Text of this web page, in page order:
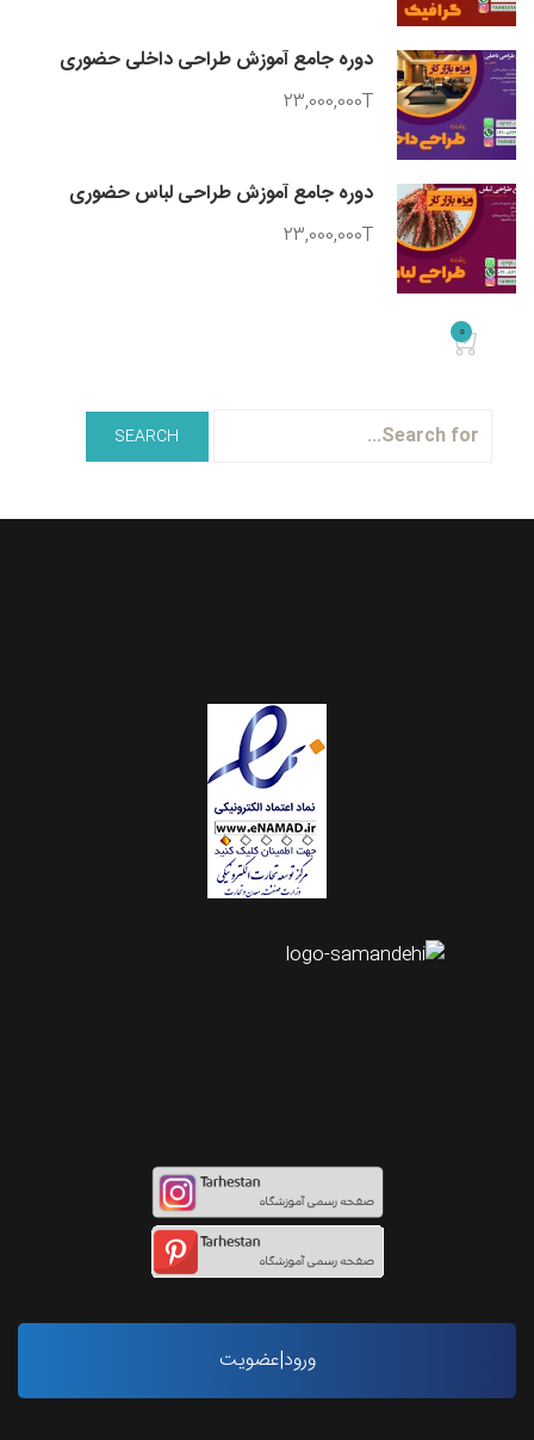
دوره جامع آموزش طراحی داخلی حضوری
23,000,000T
دوره جامع آموزش طراحی لباس حضوری
23,000,000T
0
ورود|عضویت